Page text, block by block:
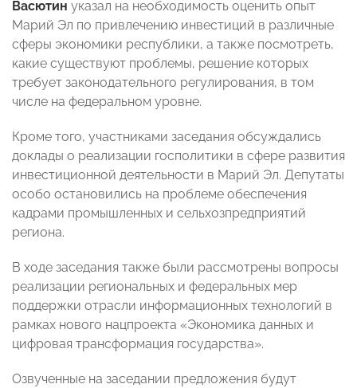
Васютин указал на необходимость оценить опыт
Марий Эл по привлечению инвестиций в различные
сферы экономики республики, а также посмотреть,
какие существуют проблемы, решение которых
требует законодательного регулирования, в том
числе на федеральном уровне.
Кроме того, участниками заседания обсуждались
доклады о реализации госполитики в сфере развития
инвестиционной деятельности в Марий Эл. Депутаты
особо остановились на проблеме обеспечения
кадрами промышленных и сельхозпредприятий
региона.
В ходе заседания также были рассмотрены вопросы
реализации региональных и федеральных мер
поддержки отрасли информационных технологий в
рамках нового нацпроекта «Экономика данных и
цифровая трансформация государства».
Озвученные на заседании предложения будут